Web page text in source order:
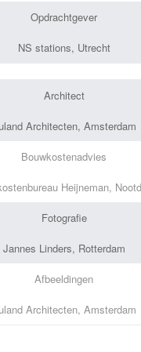
Opdrachtgever
NS stations, Utrecht
Architect
Architecten, Amsterdam
Bouwkostenadvies
Heijneman,
Fotografie
Jannes Linders, Rotterdam
Afbeeldingen
Architecten, Amsterdam